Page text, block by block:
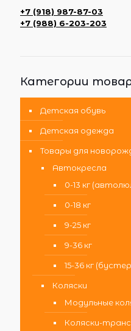
+7 (918) 987-87-03
+7 (988) 6-203-203
Категории
Детская обувь
Детская одежда
Товары для
Автокресла
0-13 кг
0-18 кг
9-25 кг
9-36 кг
15-36 кг
Коляски
Модульные
Коляски-